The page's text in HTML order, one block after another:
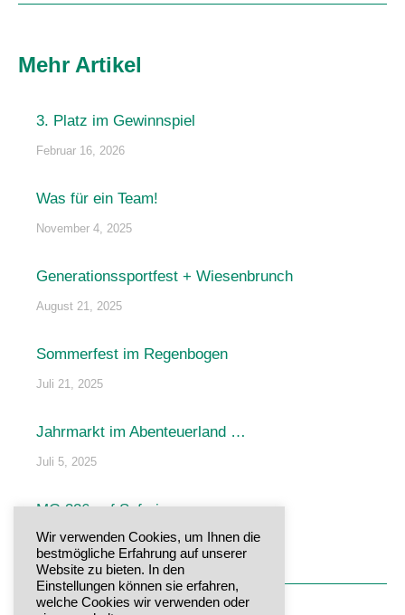
Mehr Artikel
3. Platz im Gewinnspiel
Februar 16, 2026
Was für ein Team!
November 4, 2025
Generationssportfest + Wiesenbrunch
August 21, 2025
Sommerfest im Regenbogen
Juli 21, 2025
Jahrmarkt im Abenteuerland …
Juli 5, 2025
MG 326 auf Safari
Juni 29, 2025
Wir verwenden Cookies, um Ihnen die
bestmögliche Erfahrung auf unserer
Website zu bieten. In den
Einstellungen können sie erfahren,
welche Cookies wir verwenden oder